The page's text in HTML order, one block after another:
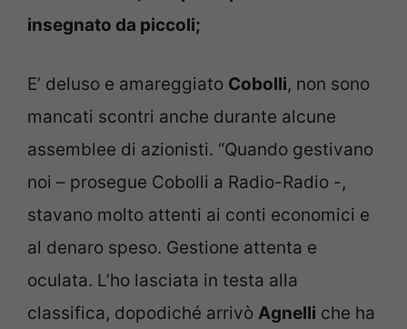
insegnato da piccoli;
E’ deluso e amareggiato Cobolli, non sono
mancati scontri anche durante alcune
assemblee di azionisti. “Quando gestivano
noi – prosegue Cobolli a Radio-Radio -,
stavano molto attenti ai conti economici e
al denaro speso. Gestione attenta e
oculata. L’ho lasciata in testa alla
classifica, dopodiché arrivò Agnelli che ha